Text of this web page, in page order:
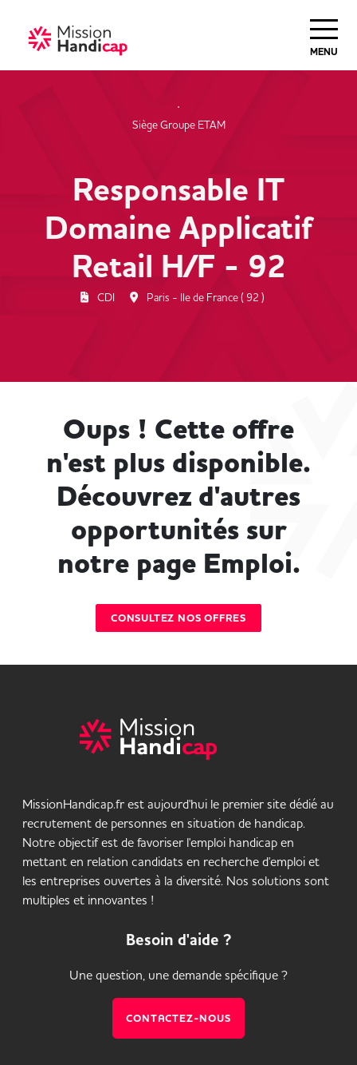
MENU
Siège Groupe ETAM
Responsable IT
Domaine Applicatif
Retail H/F - 92
CDI Paris - Ile de France ( 92 )
Oups ! Cette offre
n'est plus disponible.
Découvrez d'autres
opportunités sur
notre page Emploi.
CONSULTEZ NOS OFFRES
MissionHandicap.fr est aujourd'hui le premier site dédié au
recrutement de personnes en situation de handicap.
Notre objectif est de favoriser l'emploi handicap en
mettant en relation candidats en recherche d'emploi et
les entreprises ouvertes à la diversité. Nos solutions sont
multiples et innovantes !
Besoin d'aide ?
Une question, une demande spécifique ?
CONTACTEZ-NOUS